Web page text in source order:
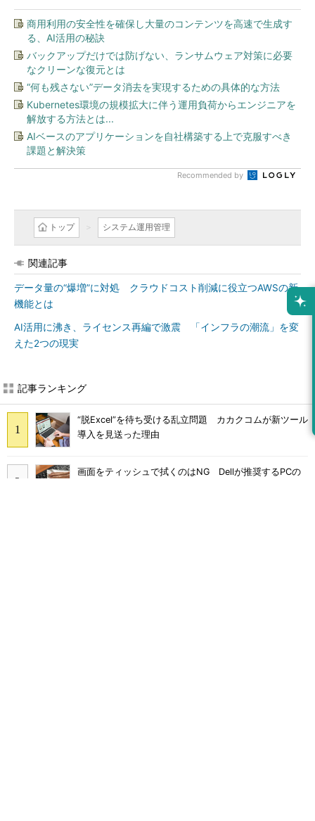
商用利用の安全性を確保し大量のコンテンツを高速で生成す
る、AI活用の秘訣
バックアップだけでは防げない、ランサムウェア対策に必要
なクリーンな復元とは
“何も残さない”データ消去を実現するための具体的な方法
Kubernetes環境の規模拡大に伴う運用負荷からエンジニアを
解放する方法とは...
AIベースのアプリケーションを自社構築する上で克服すべき
課題と解決策
Recommended by
トップ システム運用管理
関連記事
データ量の“爆増”に対処 クラウドコスト削減に役立つAWSの新
機能とは
AI活用に沸き、ライセンス再編で激震 「インフラの潮流」を変
えた2つの現実
記事ランキング
“脱Excel”を待ち受ける乱立問題 カカクコムが新ツール
導入を見送った理由
画面をティッシュで拭くのはNG Dellが推奨するPCの